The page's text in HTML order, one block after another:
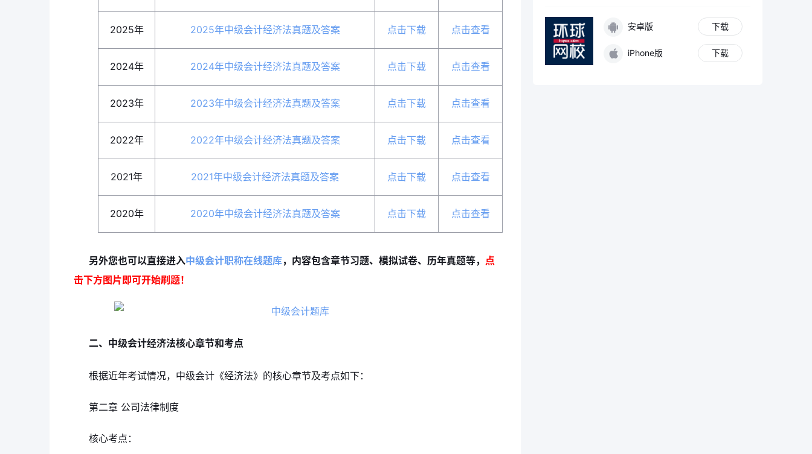
2025年 2025年中级会计经济法真题及答案 点击下载 点击查看
2024年 2024年中级会计经济法真题及答案 点击下载 点击查看
2023年 2023年中级会计经济法真题及答案 点击下载 点击查看
2022年 2022年中级会计经济法真题及答案 点击下载 点击查看
2021年 2021年中级会计经济法真题及答案 点击下载 点击查看
2020年 2020年中级会计经济法真题及答案 点击下载 点击查看
另外您也可以直接进入中级会计职称在线题库，内容包含章节习题、模拟试卷、历年真题等， 点
击下方图片即可开始刷题！
二、中级会计经济法核心章节和考点
根据近年考试情况，中级会计《经济法》的核心章节及考点如下：
第二章 公司法律制度
核心考点：
安卓版 下载
iPhone版 下载